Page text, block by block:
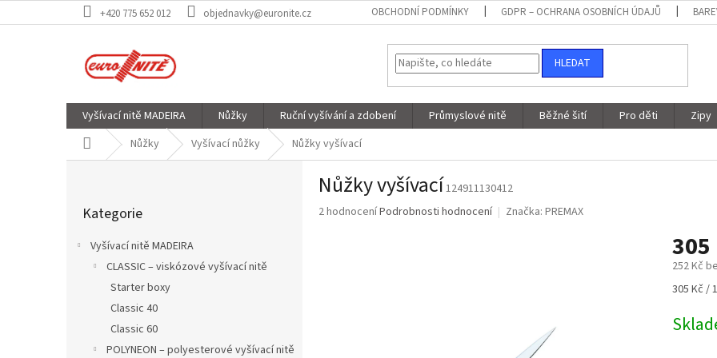
na
+420 775 652 012 objednavky@euronite.cz OBCHODNÍ PODMÍNKY GDPR – OCHRANA OSOBNÍCH ÚDAJŮ
HLEDAT
Vyšívací nitě MADEIRA Nůžky Ruční vyšívání a zdobení Průmyslové nitě Běžné šití Pro děti Zipy
Domů Nůžky Vyšívací nůžky Nůžky vyšívací
kategorie
Kategorie
Vyšívací nitě MADEIRA
CLASSIC – viskózové vyšívací nitě
Starter boxy
Classic 40
Classic 60
POLYNEON – polyesterové vyšívací nitě
Nůžky vyšívací124911130412
Průměrné
2 hodnoceníPodrobnosti hodnocení Značka: PREMAX
305
252 Kč
Měrná
305 Kč /